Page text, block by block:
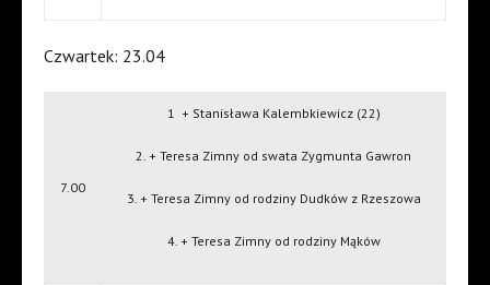
Czwartek: 23.04
7.00
1 + Stanisława Kalembkiewicz (22)
2. + Teresa Zimny od swata Zygmunta Gawron
3. + Teresa Zimny od rodziny Dudków z Rzeszowa
4. + Teresa Zimny od rodziny Mąków